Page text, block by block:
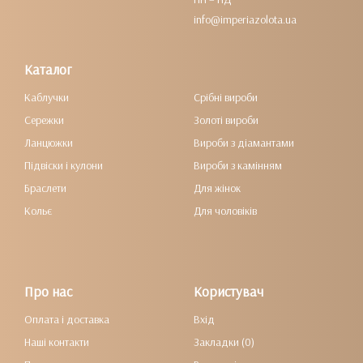
info@imperiazolota.ua
Каталог
Каблучки
Сережки
Ланцюжки
Підвіски і кулони
Браслети
Кольє
Срібні вироби
Золоті вироби
Вироби з діамантами
Вироби з камінням
Для жінок
Для чоловіків
Про нас
Оплата і доставка
Наші контакти
Користувач
Вхід
Закладки (0)